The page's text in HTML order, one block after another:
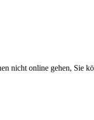
nicht online gehen, Sie